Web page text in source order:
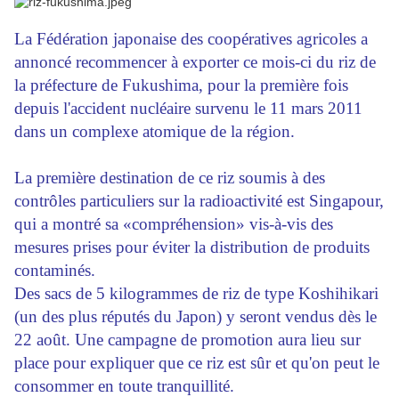
La Fédération japonaise des coopératives agricoles a
annoncé recommencer à exporter ce mois-ci du riz de
la préfecture de Fukushima, pour la première fois
depuis l'accident nucléaire survenu le 11 mars 2011
dans un complexe atomique de la région.
La première destination de ce riz soumis à des
contrôles particuliers sur la radioactivité est Singapour,
qui a montré sa «compréhension» vis-à-vis des
mesures prises pour éviter la distribution de produits
contaminés.
Des sacs de 5 kilogrammes de riz de type Koshihikari
(un des plus réputés du Japon) y seront vendus dès le
22 août. Une campagne de promotion aura lieu sur
place pour expliquer que ce riz est sûr et qu'on peut le
consommer en toute tranquillité.